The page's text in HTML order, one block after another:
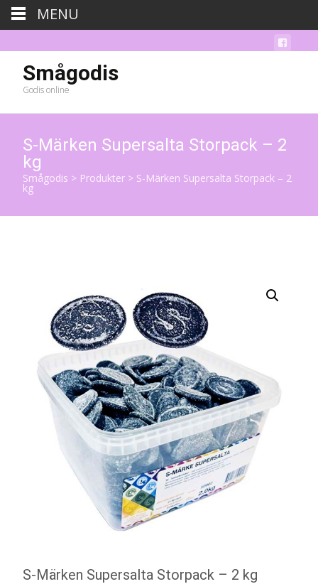
Smågodis
Godis online
S-Märken Supersalta Storpack – 2
kg
Smågodis > Produkter > S-Märken Supersalta Storpack – 2
kg
S-Märken Supersalta Storpack – 2 kg
MENU